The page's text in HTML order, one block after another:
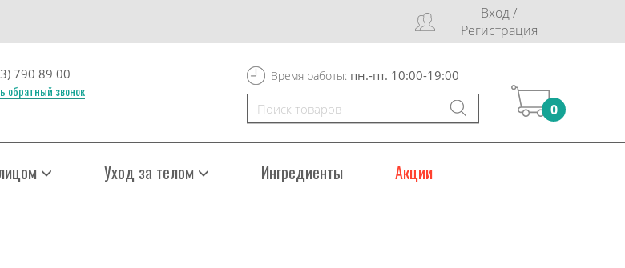
Вход /
Регистрация
790 89 00
обратный звонок
Время работы: пн.-пт. 10:00-19:00
0
Уход за телом Ингредиенты Акции